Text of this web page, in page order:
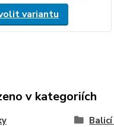
variantu
v kategoriích